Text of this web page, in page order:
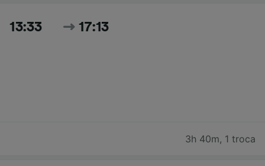
13:33 17:13
3h 40m, 1 troca